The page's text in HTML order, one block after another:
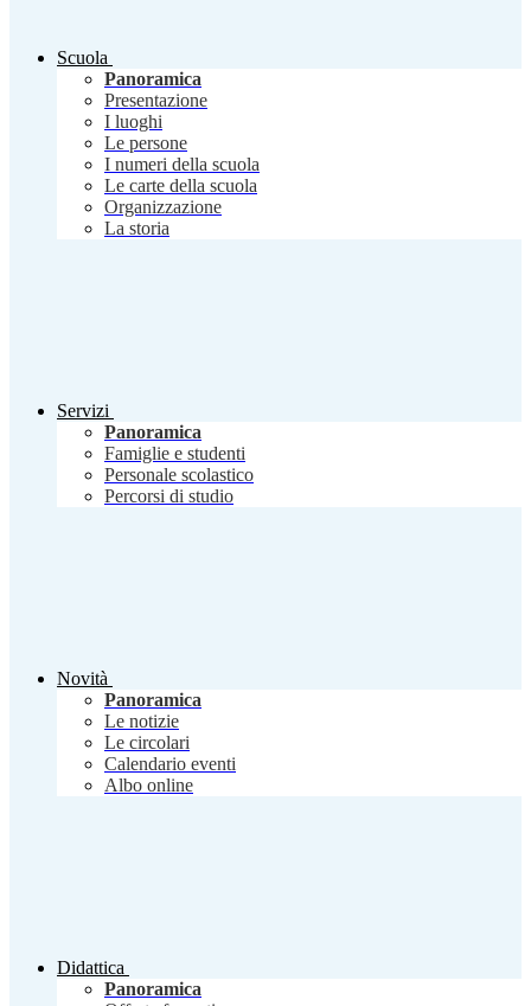
Scuola
Panoramica
Presentazione
I luoghi
Le persone
I numeri della scuola
Le carte della scuola
Organizzazione
La storia
Servizi
Panoramica
Famiglie e studenti
Personale scolastico
Percorsi di studio
Novità
Panoramica
Le notizie
Le circolari
Calendario eventi
Albo online
Didattica
Panoramica